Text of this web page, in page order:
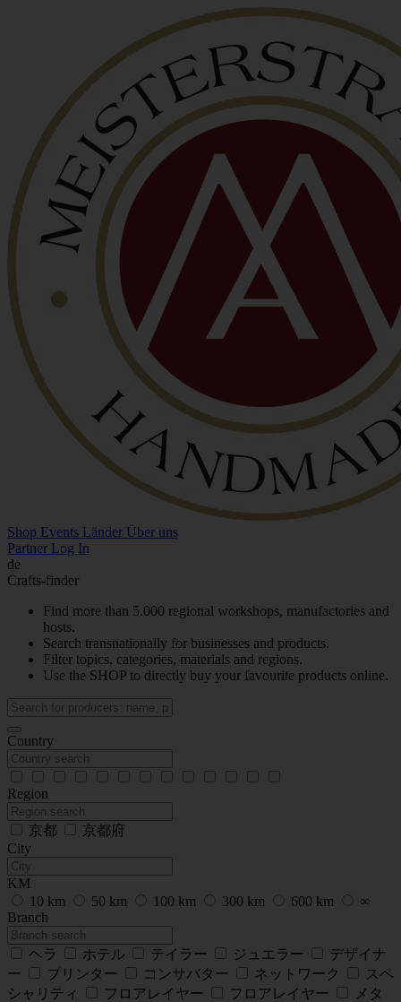
Shop Events Länder Über uns
Partner Log In
de
Crafts-finder
Find more than 5.000 regional workshops, manufactories and
hosts.
Search transnationally for businesses and products.
Filter topics, categories, materials and regions.
Use the SHOP to directly buy your favourite products online.
Country
Region
京都
京都府
City
KM
10 km
50 km 100 km 300 km 600 km
∞
Branch
ヘラ ホテル テイラー ジュエラー
デザイナ
ー
プリンター コンサバター ネットワーク
スペ
シャリティ
フロアレイヤー フロアレイヤー
メタ